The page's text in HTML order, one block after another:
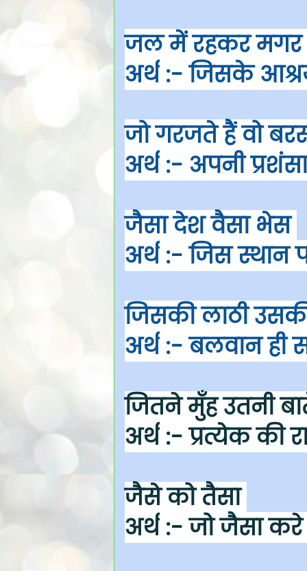
जल में रहकर
अर्थ :- जिसके
जो गरजते हैं वो
अर्थ :- अपनी
जैसा देश वैसा भेस
अर्थ :- जिस स्थान
जिसकी लाठी
अर्थ :- बलवान ही
जितने मुँह उतनी
अर्थ :- प्रत्येक की
जैसे को तैसा
अर्थ :- जो जैसा करे